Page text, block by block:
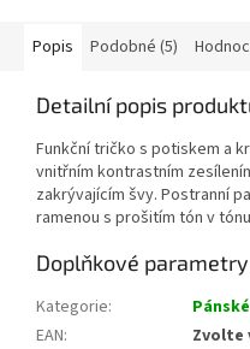
Popis Podobné (5)
Detailní popis
Funkční tričko s potiskem a
vnitřním kontrastním
zakrývajícím švy. Postranní
ramenou s prošitím tón v
Doplňkové parametry
Kategorie:
EAN:
Zvolte